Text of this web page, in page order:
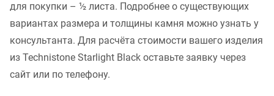
для покупки – ½ листа. Подробнее о существующих
вариантах размера и толщины камня можно узнать у
консультанта. Для расчёта стоимости вашего изделия
из Technistone Starlight Black оставьте заявку через
сайт или по телефону.